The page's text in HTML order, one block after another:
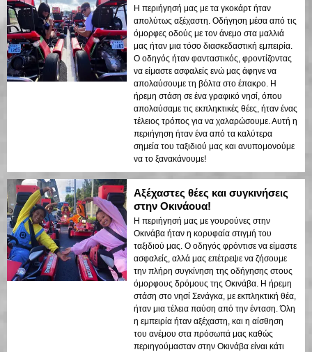
Η περιήγησή μας με τα γκοκάρτ ήταν
απολύτως αξέχαστη. Οδήγηση μέσα από τις
όμορφες οδούς με τον άνεμο στα μαλλιά
μας ήταν μια τόσο διασκεδαστική εμπειρία.
Ο οδηγός ήταν φανταστικός, φροντίζοντας
να είμαστε ασφαλείς ενώ μας άφηνε να
απολαύσουμε τη βόλτα στο έπακρο. Η
ήρεμη στάση σε ένα γραφικό νησί, όπου
απολαύσαμε τις εκπληκτικές θέες, ήταν ένας
τέλειος τρόπος για να χαλαρώσουμε. Αυτή η
περιήγηση ήταν ένα από τα καλύτερα
σημεία του ταξιδιού μας και ανυπομονούμε
να το ξανακάνουμε!
Αξέχαστες θέες και συγκινήσεις
στην Οκινάουα!
Η περιήγησή μας με γουρούνες στην
Οκινάβα ήταν η κορυφαία στιγμή του
ταξιδιού μας. Ο οδηγός φρόντισε να είμαστε
ασφαλείς, αλλά μας επέτρεψε να ζήσουμε
την πλήρη συγκίνηση της οδήγησης στους
όμορφους δρόμους της Οκινάβα. Η ήρεμη
στάση στο νησί Σενάγκα, με εκπληκτική θέα,
ήταν μια τέλεια παύση από την ένταση. Όλη
η εμπειρία ήταν αξέχαστη, και η αίσθηση
του ανέμου στα πρόσωπά μας καθώς
περιηγούμασταν στην Οκινάβα είναι κάτι